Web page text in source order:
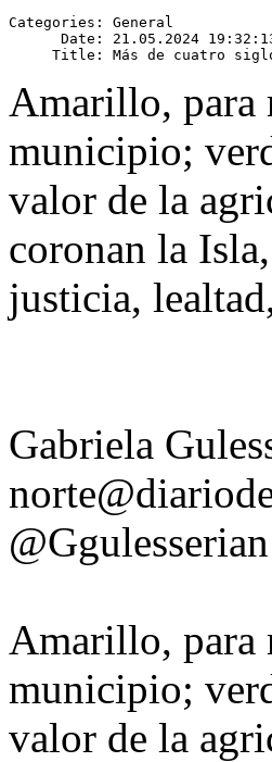
Categories: General
Date: 21.05.2024
Amarillo, para
municipio;
valor de la
coronan la
justicia,
Gabriela
@Ggulesserian
Amarillo, para
municipio;
valor de la